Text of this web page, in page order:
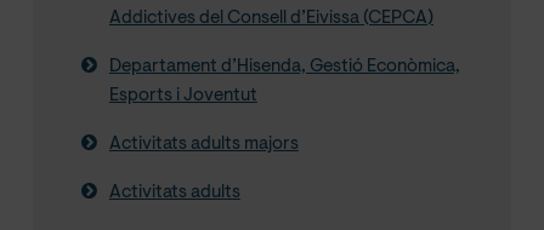
Addictives del Consell d’Eivissa (CEPCA)
Departament d’Hisenda, Gestió Econòmica,
Esports i Joventut
Activitats adults majors
Activitats adults